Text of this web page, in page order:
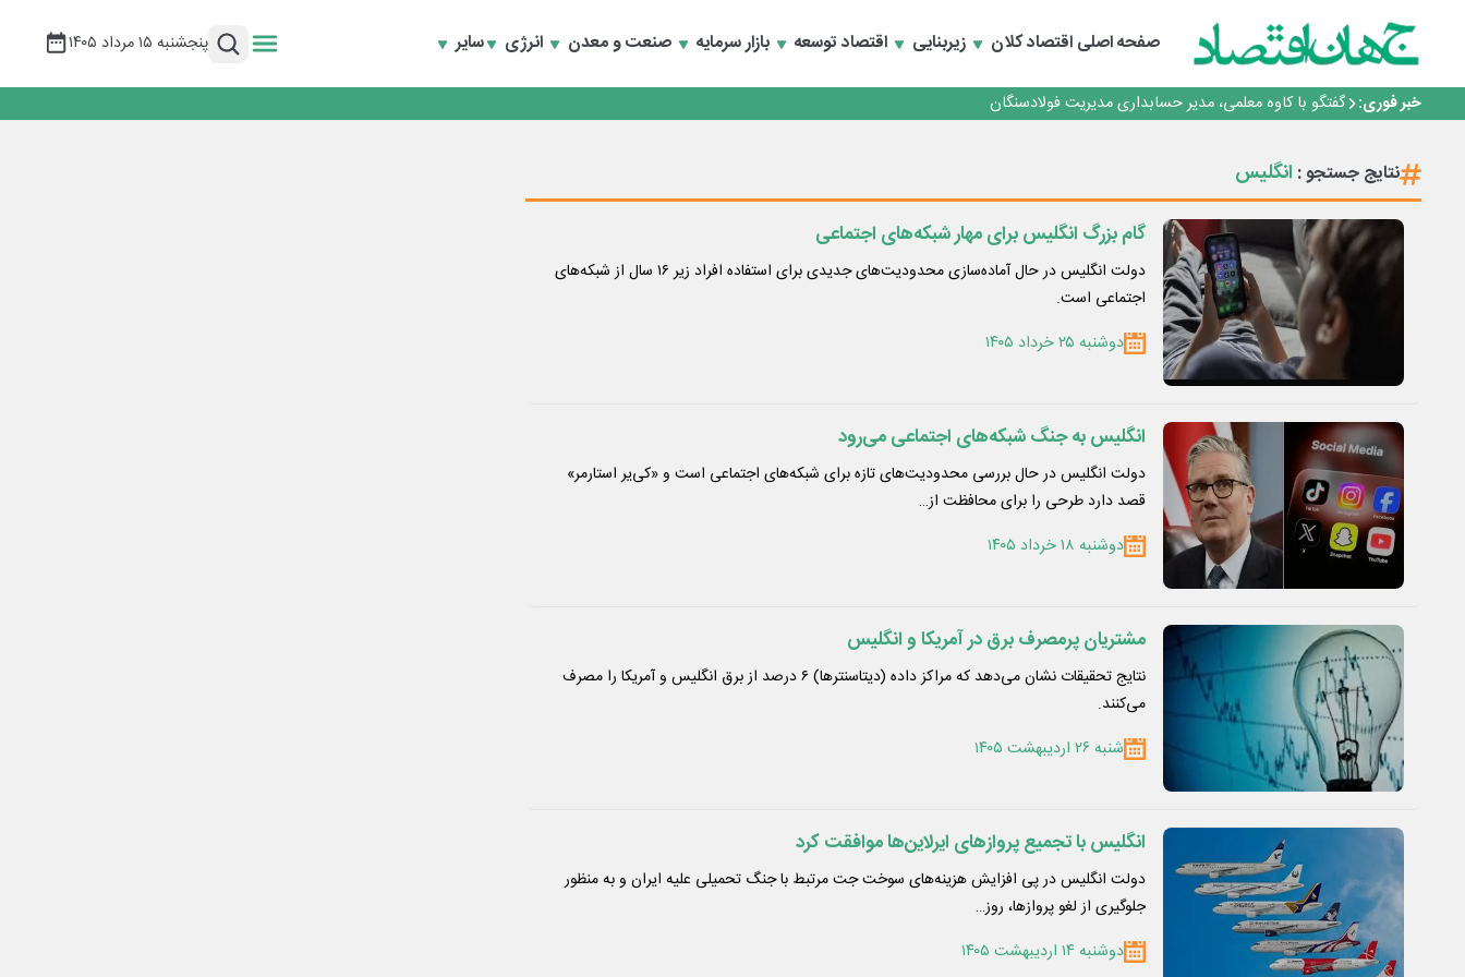
صفحه اصلیاقتصاد کلان زیربنایی اقتصاد توسعه بازار سرمایه صنعت و معدن انرژی سایر پنجشنبه ۱۵ مرداد ۱۴۰۵
خبر فوری:
فولاد در تله قیمت‌گذاری دستوری
فولاد مبارکه اصفهان
گفتگو با کاوه معلمی، مدیر حسابداری مدیریت فولادسنگان
تداوم صعود مس در بازارهای جهانی؛ قیمت فلز سرخ از ۱۴هزار دلار در هر تن عبور کرد
نتایج جستجو : انگلیس
گام بزرگ انگلیس برای مهار شبکه‌های اجتماعی
دولت انگلیس در حال آماده‌سازی محدودیت‌های جدیدی برای استفاده افراد زیر ۱۶ سال از شبکه‌های
اجتماعی است.
دوشنبه ۲۵ خرداد ۱۴۰۵
انگلیس به جنگ شبکه‌های اجتماعی می‌رود
دولت انگلیس در حال بررسی محدودیت‌های تازه برای شبکه‌های اجتماعی است و «کی‌یر استارمر»
قصد دارد طرحی را برای محافظت از…
دوشنبه ۱۸ خرداد ۱۴۰۵
مشتریان پرمصرف برق در آمریکا و انگلیس
نتایج تحقیقات نشان می‌دهد که مراکز داده (دیتاسنترها) ۶ درصد از برق انگلیس و آمریکا را مصرف
می‌کنند.
شنبه ۲۶ اردیبهشت ۱۴۰۵
انگلیس با تجمیع پروازهای ایرلاین‌ها موافقت کرد
دولت انگلیس در پی افزایش هزینه‌های سوخت جت مرتبط با جنگ تحمیلی علیه ایران و به منظور
جلوگیری از لغو پروازها، روز…
دوشنبه ۱۴ اردیبهشت ۱۴۰۵